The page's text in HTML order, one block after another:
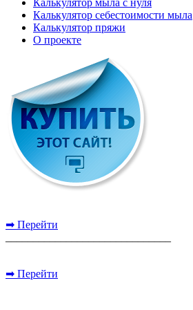
Калькулятор мыла с нуля
Калькулятор себестоимости мыла
Калькулятор пряжи
О проекте
➡ Перейти
➡ Перейти